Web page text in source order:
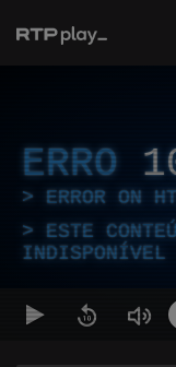
ERRO
ERROR ON
ESTE
INDISPONÍVEL